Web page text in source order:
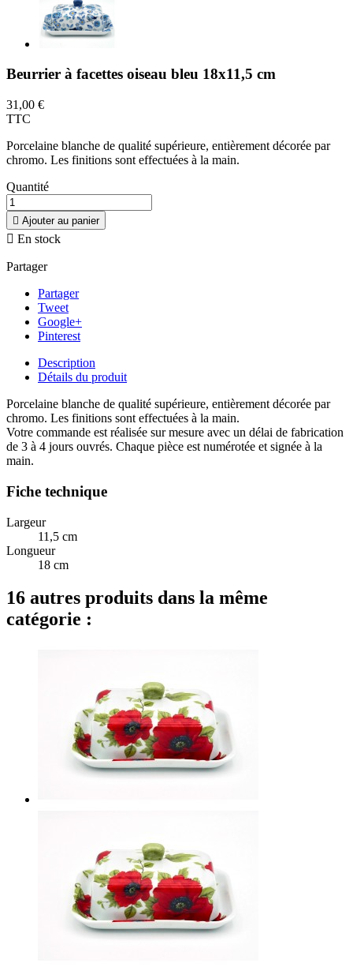
Beurrier à facettes oiseau bleu 18x11,5 cm
31,00 €
TTC
Porcelaine blanche de qualité supérieure, entièrement décorée par
chromo. Les finitions sont effectuées à la main.
Quantité
 Ajouter au panier
 En stock
Partager
Partager
Tweet
Google+
Pinterest
Description
Détails du produit
Porcelaine blanche de qualité supérieure, entièrement décorée par
chromo. Les finitions sont effectuées à la main.
Votre commande est réalisée sur mesure avec un délai de fabrication
de 3 à 4 jours ouvrés. Chaque pièce est numérotée et signée à la
main.
Fiche technique
Largeur
11,5 cm
Longueur
18 cm
16 autres produits dans la même
catégorie :